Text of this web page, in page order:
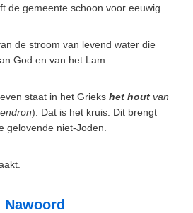
de gemeente schoon voor eeuwig.
de stroom van levend water die
God en van het Lam.
staat in het Grieks het hout van
). Dat is het kruis. Dit brengt
gelovende niet-Joden.
Nawoord